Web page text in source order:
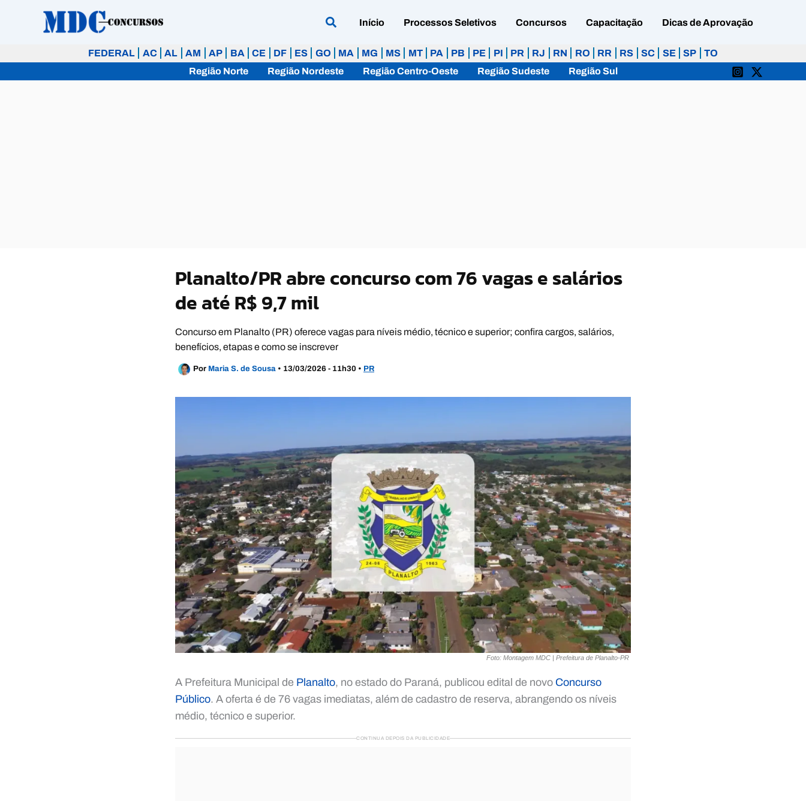
Início Processos Seletivos Concursos Capacitação Dicas de Aprovação
FEDERAL AC AL AM AP BA CE DF ES GO MA MG MS MT PA PB PE PI PR RJ RN RO RR RS SC SE SP
TO
Região Norte
Região Nordeste Região Centro-Oeste Região Sudeste Região Sul
Planalto/PR abre concurso com 76 vagas e salários
de até R$ 9,7 mil
Concurso em Planalto (PR) oferece vagas para níveis médio, técnico e superior; confira cargos, salários,
benefícios, etapas e como se inscrever
Por Maria S. de Sousa • 13/03/2026 - 11h30 • PR
Foto: Montagem MDC | Prefeitura de Planalto-PR
A Prefeitura Municipal de Planalto, no estado do Paraná, publicou edital de novo Concurso
Público. A oferta é de 76 vagas imediatas, além de cadastro de reserva, abrangendo os níveis
médio, técnico e superior.
CONTINUA DEPOIS DA PUBLICIDADE